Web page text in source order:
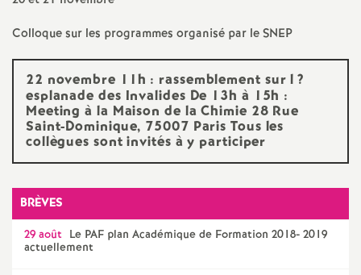
E
n
s
e
i
Colloque sur les programmes organisé par leSNEP
22 novembre 11h : rassemblement sur l ?
esplanade des Invalides De 13h à 15h :
Meeting à la Maison de la Chimie 28 Rue
Saint-Dominique, 75007 Paris Tous les
collègues sont invités à y participer
BRÈVES
29 août Le PAF plan Académique de Formation 2018- 2019
actuellement